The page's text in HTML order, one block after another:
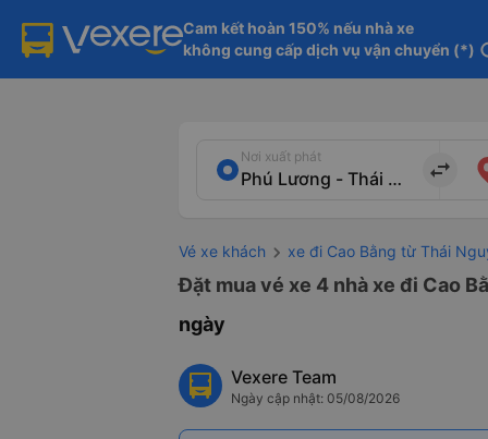
Cam kết hoàn 150% nếu nhà xe
không cung cấp dịch vụ vận chuyển (*)
Nơi xuất phát
import_export
Vé xe khách xe đi Cao Bằng từ Thái
Đặt mua vé xe 4 nhà xe đi Cao
ngày
Vexere Team
Ngày cập nhật: 05/08/2026